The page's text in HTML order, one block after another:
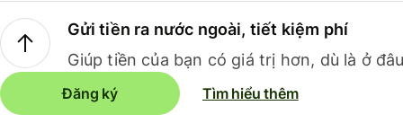
Gửi tiền ra nước ngoài, tiết kiệm phí
Giúp tiền của bạn có giá trị hơn, dù là ở
Đăng ký Tìm hiểu thêm